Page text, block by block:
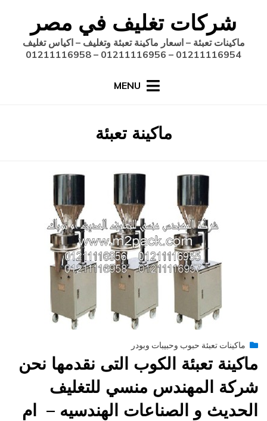
content
شركات تغليف في مصر
ماكينات تعبئة – اسعار ماكينة تعبئة وتغليف – اكياس تغليف
01211116954 – 01211116956 – 01211116958
MENU
الوسم
:
ماكينة تعبئة
byengmansyPosted
يناير 28, 2015
ماكينات تعبئة حبوب وحبيبات وبودر
ماكينة تعبئة الكوب التى نقدمها نحن
شركة المهندس منسي للتغليف
الحديث و الصناعات الهندسيه – ام